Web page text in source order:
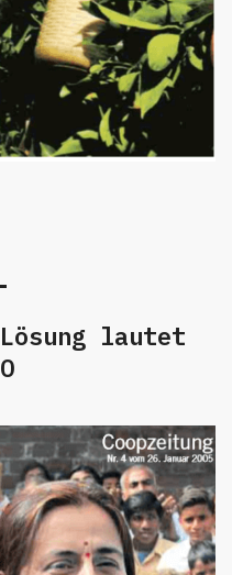
lautet